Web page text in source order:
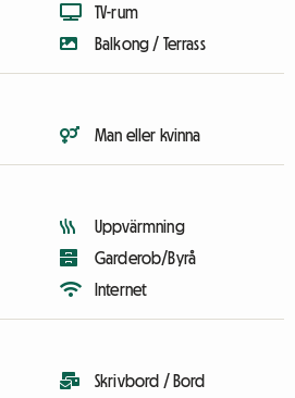
TV-rum
Balkong / Terrass
Man eller kvinna
Uppvärmning
Garderob/Byrå
Internet
Skrivbord / Bord